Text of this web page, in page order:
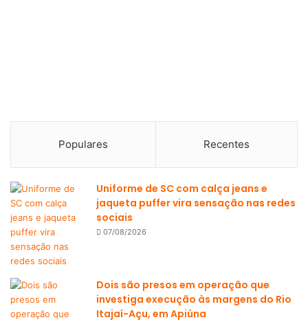
Populares Recentes
Uniforme de SC com calça jeans e
jaqueta puffer vira sensação nas redes
sociais
07/08/2026
Dois são presos em operação que
investiga execução às margens do Rio
Itajaí-Açu, em Apiúna